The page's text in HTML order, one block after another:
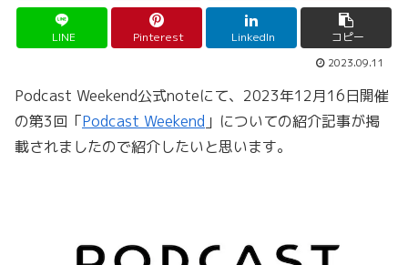
LINE Pinterest LinkedIn コピー
2023.09.11
Podcast Weekend公式noteにて、2023年12月16日開催
の第3回「Podcast Weekend 」についての紹介記事が掲
載されましたので紹介したいと思います。